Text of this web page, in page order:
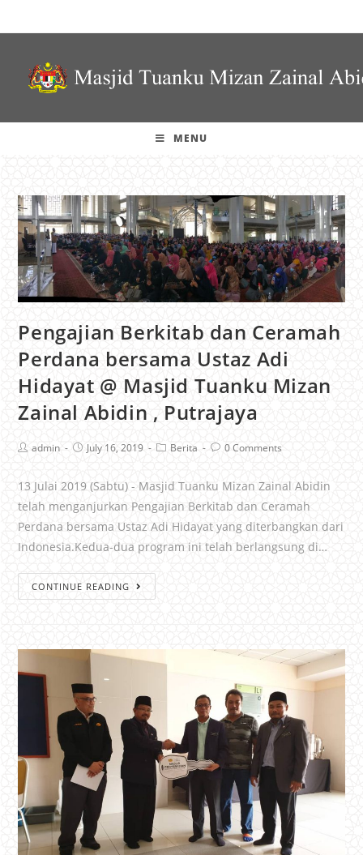
MENU
Pengajian Berkitab dan Ceramah
Perdana bersama Ustaz Adi
Hidayat @ Masjid Tuanku Mizan
Zainal Abidin , Putrajaya
admin July 16, 2019 Berita 0 Comments
13 Julai 2019 (Sabtu) - Masjid Tuanku Mizan Zainal Abidin
telah menganjurkan Pengajian Berkitab dan Ceramah
Perdana bersama Ustaz Adi Hidayat yang diterbangkan dari
Indonesia.Kedua-dua program ini telah berlangsung di…
CONTINUE READING